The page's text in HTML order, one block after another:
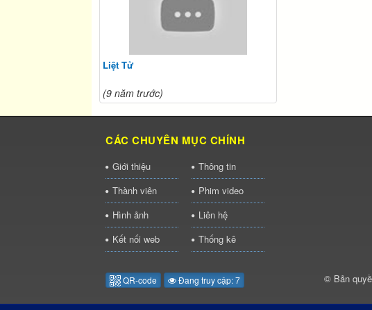
Liệt Tử
(9 năm trước)
CÁC CHUYÊN MỤC CHÍNH
Giới thiệu
Thông tin
Thành viên
Phim video
Hình ảnh
Liên hệ
Kết nối web
Thống kê
QR-code Đang truy cập: 7 © Bản